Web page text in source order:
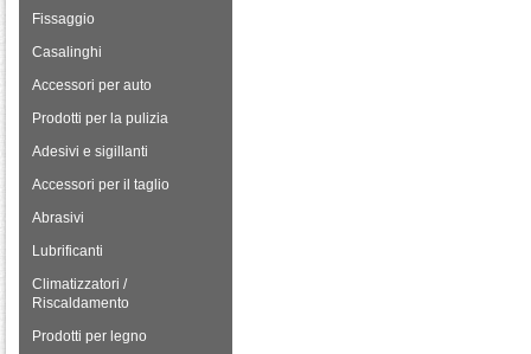
Fissaggio
Casalinghi
Accessori per auto
Prodotti per la pulizia
Adesivi e sigillanti
Accessori per il taglio
Abrasivi
Lubrificanti
Climatizzatori /
Riscaldamento
Prodotti per legno